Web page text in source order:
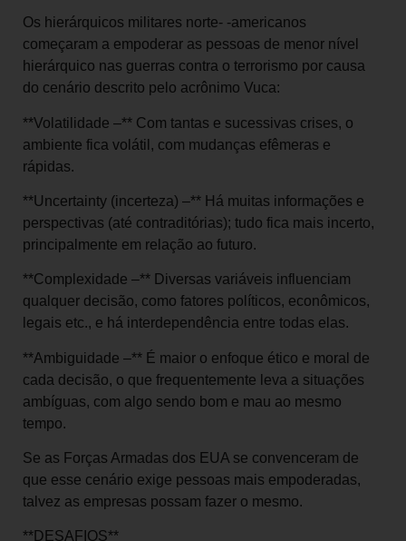
Os hierárquicos militares norte- -americanos
começaram a empoderar as pessoas de menor nível
hierárquico nas guerras contra o terrorismo por causa
do cenário descrito pelo acrônimo Vuca:
**Volatilidade –** Com tantas e sucessivas crises, o
ambiente fica volátil, com mudanças efêmeras e
rápidas.
**Uncertainty (incerteza) –** Há muitas informações e
perspectivas (até contraditórias); tudo fica mais incerto,
principalmente em relação ao futuro.
**Complexidade –** Diversas variáveis influenciam
qualquer decisão, como fatores políticos, econômicos,
legais etc., e há interdependência entre todas elas.
**Ambiguidade –** É maior o enfoque ético e moral de
cada decisão, o que frequentemente leva a situações
ambíguas, com algo sendo bom e mau ao mesmo
tempo.
Se as Forças Armadas dos EUA se convenceram de
que esse cenário exige pessoas mais empoderadas,
talvez as empresas possam fazer o mesmo.
**DESAFIOS**